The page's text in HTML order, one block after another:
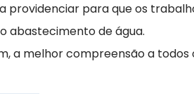
providenciar para que os
abastecimento de água.
a melhor compreensão a